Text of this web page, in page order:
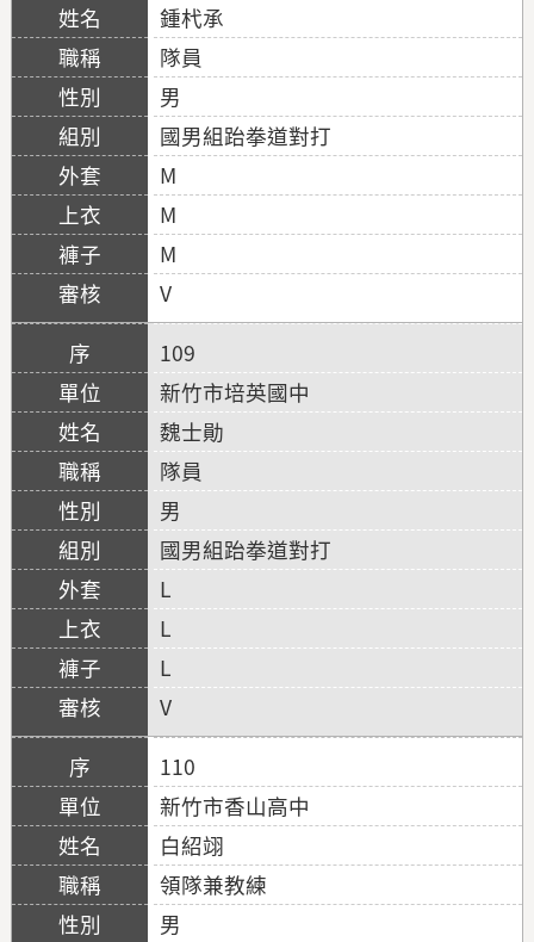
鍾杙承
隊員
男
國男組跆拳道對打
M
M
M
V
109
新竹市培英國中
魏士勛
隊員
男
國男組跆拳道對打
L
L
L
V
110
新竹市香山高中
白紹翊
領隊兼教練
男